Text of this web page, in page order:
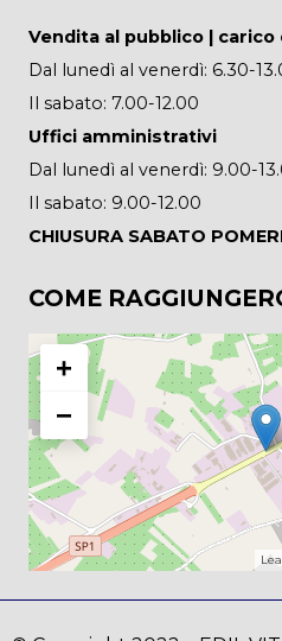
Vendita al pubblico |
Dal lunedì al venerdì: 6.30-
Il sabato: 7.00-12.00
Uffici amministrativi
Dal lunedì al venerdì: 9.00-
Il sabato: 9.00-12.00
CHIUSURA SABATO
COME
+
−